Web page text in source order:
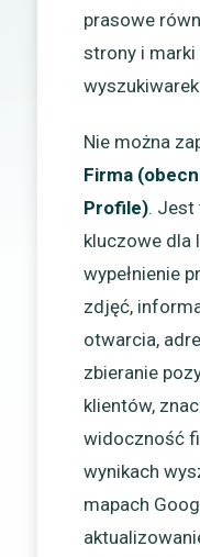
prasowe
strony i
wyszukiwarek.
Nie można
Firma
Profile). Jest
kluczowe dla
wypełnienie
zdjęć,
otwarcia,
zbieranie
klientów,
widoczność
wynikach
mapach